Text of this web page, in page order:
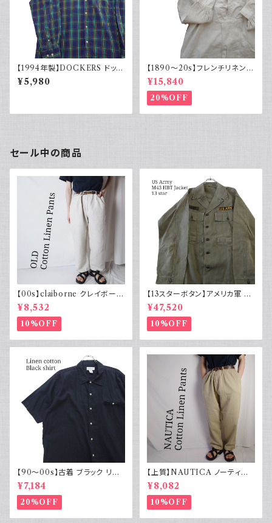
【1994年製】DOCKERS ドッカ
ーズ チェックシャツ ボタンダウ
ン 古着 アメカジ リーバイス 長
¥5,980
【1890～20s】フレンチリネンス
モック アンティーク ノーカラー
イカ胸
¥15,840
20%OFF
セール中の商品
【00s】claiborne クレイボーン
リネンコットンパンツ ツータック
¥8,532
10%OFF
【13スターボタン】アメリカ軍 M
43 HBT ジャケット パッチ 軍物
実物
¥47,520
10%OFF
【90～00s】古着 ブラック リネ
ンコットンシャツ 黒 ボックスシ
ルエット
¥7,184
20%OFF
【上質】NAUTICA ノーティカ
コットンリネンパンツ ツータック
¥8,082
10%OFF